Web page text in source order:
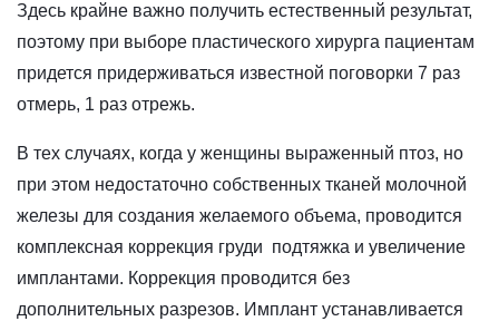
Здесь крайне важно получить естественный результат,
поэтому при выборе пластического хирурга пациентам
придется придерживаться известной поговорки 7 раз
отмерь, 1 раз отрежь.
В тех случаях, когда у женщины выраженный птоз, но
при этом недостаточно собственных тканей молочной
железы для создания желаемого объема, проводится
комплексная коррекция груди подтяжка и увеличение
имплантами. Коррекция проводится без
дополнительных разрезов. Имплант устанавливается